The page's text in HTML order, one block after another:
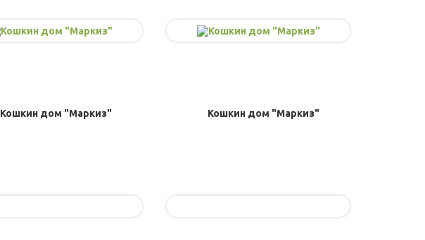
Кошкин дом "Маркиз" Кошкин дом "Маркиз"